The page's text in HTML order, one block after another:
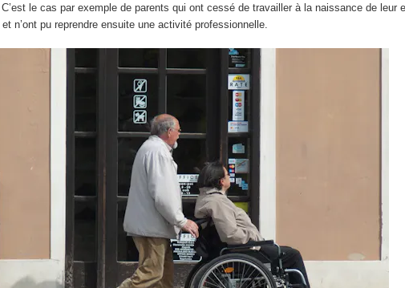
C’est le cas par exemple de parents qui ont cessé de travailler à la naissance de leur
n’ont pu reprendre ensuite une activité professionnelle.